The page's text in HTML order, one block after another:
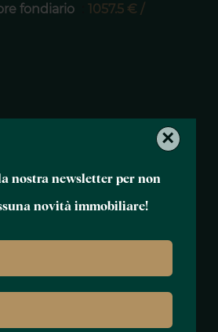
nostra newsletter per non
novità immobiliare!
×
fondiario
1057.5 € /